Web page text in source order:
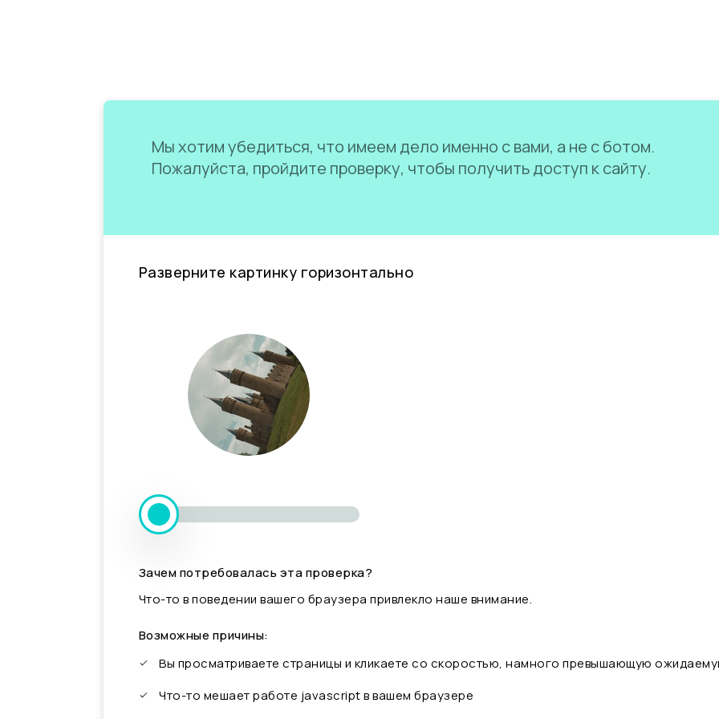
Мы хотим убедиться, что имеем дело именно с вами, а не с ботом.
Пожалуйста, пройдите проверку, чтобы получить доступ к сайту.
Разверните картинку горизонтально
Зачем потребовалась эта проверка?
Что-то в поведении вашего браузера привлекло наше внимание.
Возможные причины:
Вы просматриваете страницы и кликаете со скоростью, намного превышающую
Что-то мешает работе javascript в вашем браузере